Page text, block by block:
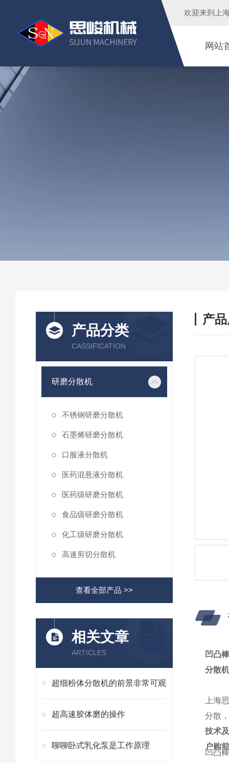
欢迎来到 上
网站
产品分类
CASSIFICATION
研磨分散机
不锈钢研磨分散机
石墨烯研磨分散机
口服液分散机
医药混悬液分散机
医药级研磨分散机
食品级研磨分散机
化工级研磨分散机
高速剪切分散机
查看全部产品 >>
相关文章
ARTICLES
超细粉体分散机的前景非常可观
超高速胶体磨的操作
聊聊卧式乳化泵是工作原理
产
凹凸
分散
上海
分散
技术
户购
凹凸